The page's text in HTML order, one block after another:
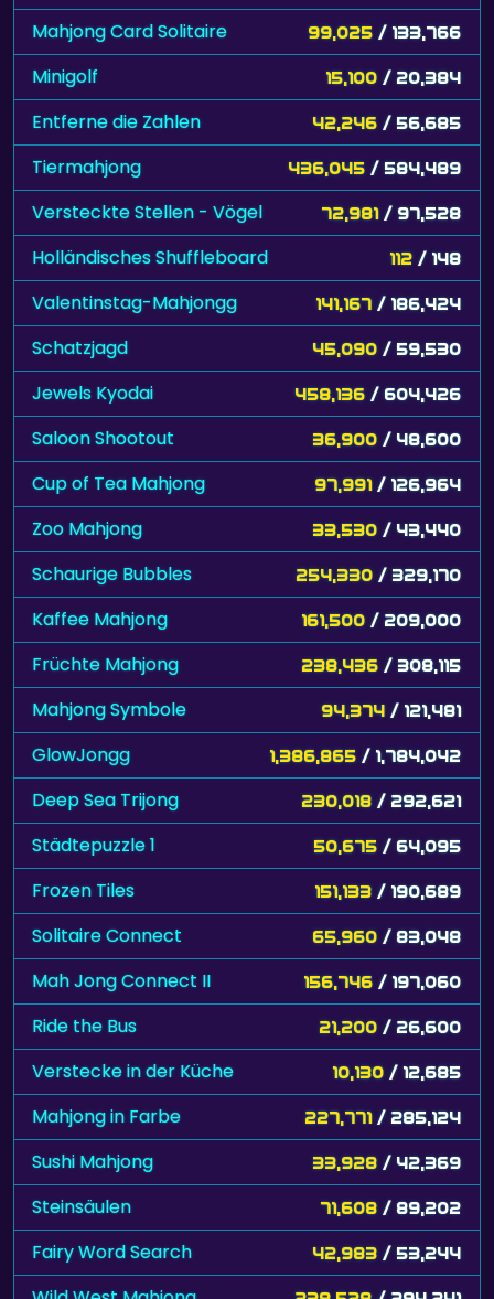
Mahjong Card Solitaire 99,025 / 133,766
Minigolf 15,100 / 20,384
Entferne die Zahlen 42,246 / 56,685
Tiermahjong 436,045 / 584,489
Versteckte Stellen - Vögel 72,981 / 97,528
Holländisches Shuffleboard 112 / 148
Valentinstag-Mahjongg 141,167 / 186,424
Schatzjagd 45,090 / 59,530
Jewels Kyodai 458,136 / 604,426
Saloon Shootout 36,900 / 48,600
Cup of Tea Mahjong 97,991 / 126,964
Zoo Mahjong 33,530 / 43,440
Schaurige Bubbles 254,330 / 329,170
Kaffee Mahjong 161,500 / 209,000
Früchte Mahjong 238,436 / 308,115
Mahjong Symbole 94,374 / 121,481
GlowJongg 1,386,865 / 1,784,042
Deep Sea Trijong 230,018 / 292,621
Städtepuzzle 1 50,675 / 64,095
Frozen Tiles 151,133 / 190,689
Solitaire Connect 65,960 / 83,048
Mah Jong Connect II 156,746 / 197,060
Ride the Bus 21,200 / 26,600
Verstecke in der Küche 10,130 / 12,685
Mahjong in Farbe 227,771 / 285,124
Sushi Mahjong 33,928 / 42,369
Steinsäulen 71,608 / 89,202
Fairy Word Search 42,983 / 53,244